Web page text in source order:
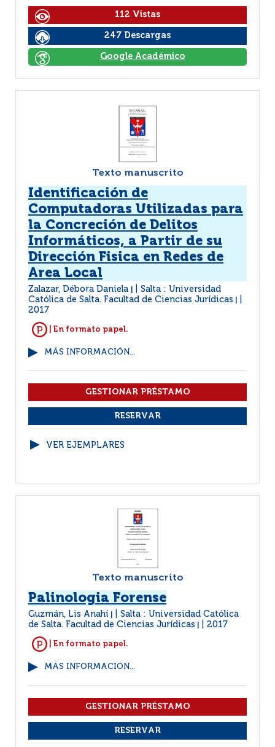
112 Vistas
247 Descargas
Google Académico
Texto manuscrito
Identificación de
Computadoras Utilizadas para
la Concreción de Delitos
Informáticos, a Partir de su
Dirección Fisica en Redes de
Area Local
Zalazar, Débora Daniela
Salta : Universidad
Católica de Salta. Facultad de Ciencias Jurídicas
2017
| En formato papel.
MÁS INFORMACIÓN...
VER EJEMPLARES
Texto manuscrito
Palinologia Forense
Guzmán, Lis Anahí
Salta : Universidad Católica
de Salta. Facultad de Ciencias Jurídicas
2017
| En formato papel.
MÁS INFORMACIÓN...